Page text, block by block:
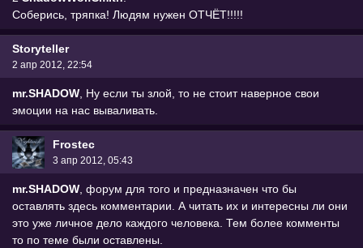
Соберись, тряпка! Людям нужен ОТЧЁТ!!!!!
Storyteller
2 апр 2012, 22:54
mr.SHADOW, Ну если ты злой, то не стоит наверное свои
эмоции на нас вываливать.
Frostec
3 апр 2012, 05:43
mr.SHADOW, форум для того и предназначен что бы
оставлять здесь комментарии. А читать их и интересны ли они
это уже личное дело каждого человека. Тем более комменты
то по теме были оставлены.